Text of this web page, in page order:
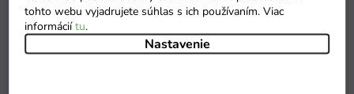
tohto webu vyjadrujete súhlas s ich používaním. Viac
informáciítu.
Nastavenie